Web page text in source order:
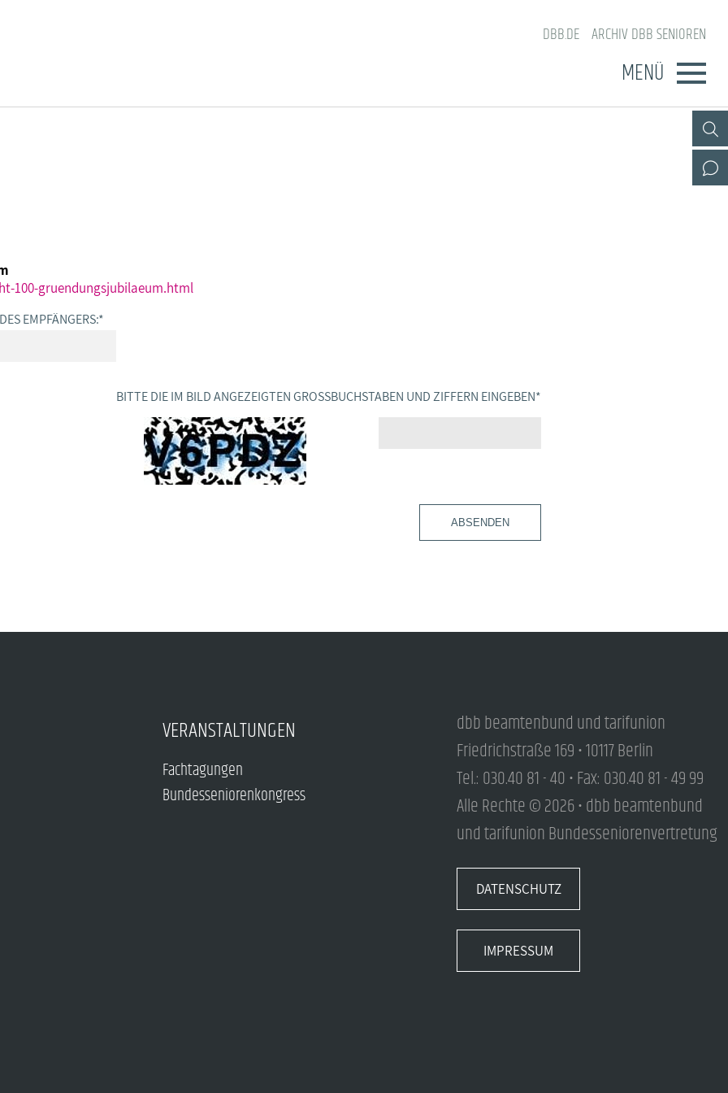
DBB.DE ARCHIV DBB SENIOREN
MENÜ
Geschäftsführung
Bundesseniorenkongress
100-gruendungsjubilaeum.html
EMPFÄNGERS:*
BITTE DIE IM BILD ANGEZEIGTEN GROSSBUCHSTABEN UND ZIFFERN EINGEBEN *
ABSENDEN
VERANSTALTUNGEN
Fachtagungen
Bundesseniorenkongress
dbb beamtenbund und tarifunion
Friedrichstraße 169 • 10117 Berlin
Tel.: 030.40 81 - 40 • Fax: 030.40 81 - 49 99
Alle Rechte © 2026 • dbb beamtenbund
und tarifunion Bundesseniorenvertretung
DATENSCHUTZ
IMPRESSUM